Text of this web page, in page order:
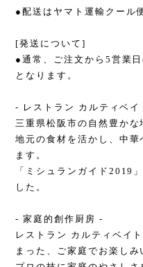
●配送はヤマト運輸クール
[発送について]
●通常、ご注文から5営業
となります。
- レストラン カルティベイ
三重県松阪市の自然豊かな
地元の食材を活かし、中
ます。
「ミシュランガイド2019
した。
- 家庭的創作厨房 -
レストラン カルティベイ
まった、ご家庭でお楽しみ